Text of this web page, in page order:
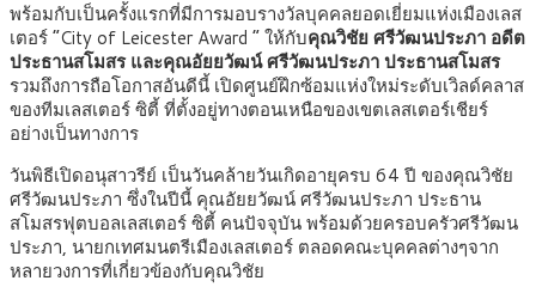
พร้อมกับเป็นครั้งแรกที่มีการมอบรางวัลบุคคลยอดเยี่ยมแห่งเมืองเลส
เตอร์ “City of Leicester Award ” ให้กับคุณวิชัย ศรีวัฒนประภา อดีต
ประธานสโมสร และคุณอัยยวัฒน์ ศรีวัฒนประภา ประธานสโมสร
รวมถึงการถือโอกาสอันดีนี้ เปิดศูนย์ฝึกซ้อมแห่งใหม่ระดับเวิลด์คลาส
ของทีมเลสเตอร์ ซิตี้ ที่ตั้งอยู่ทางตอนเหนือของเขตเลสเตอร์เชียร์
อย่างเป็นทางการ
วันพิธีเปิดอนุสาวรีย์ เป็นวันคล้ายวันเกิดอายุครบ 64 ปี ของคุณวิชัย
ศรีวัฒนประภา ซึ่งในปีนี้ คุณอัยยวัฒน์ ศรีวัฒนประภา ประธาน
สโมสรฟุตบอลเลสเตอร์ ซิตี้ คนปัจจุบัน พร้อมด้วยครอบครัวศรีวัฒน
ประภา, นายกเทศมนตรีเมืองเลสเตอร์ ตลอดคณะบุคคลต่างๆจาก
หลายวงการที่เกี่ยวข้องกับคุณวิชัย